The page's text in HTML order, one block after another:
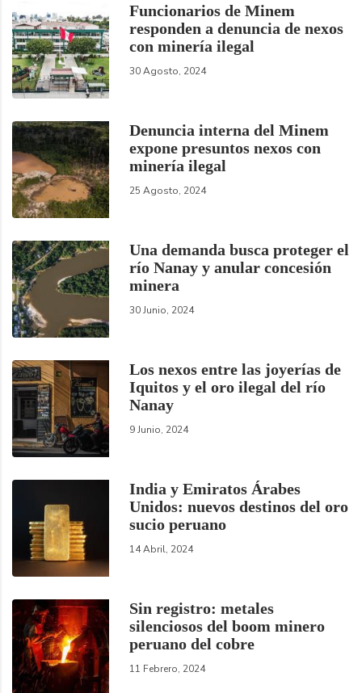
Funcionarios de Minem
responden a denuncia de nexos
con minería ilegal
30 Agosto, 2024
Denuncia interna del Minem
expone presuntos nexos con
minería ilegal
25 Agosto, 2024
Una demanda busca proteger el
río Nanay y anular concesión
minera
30 Junio, 2024
Los nexos entre las joyerías de
Iquitos y el oro ilegal del río
Nanay
9 Junio, 2024
India y Emiratos Árabes
Unidos: nuevos destinos del oro
sucio peruano
14 Abril, 2024
Sin registro: metales
silenciosos del boom minero
peruano del cobre
11 Febrero, 2024